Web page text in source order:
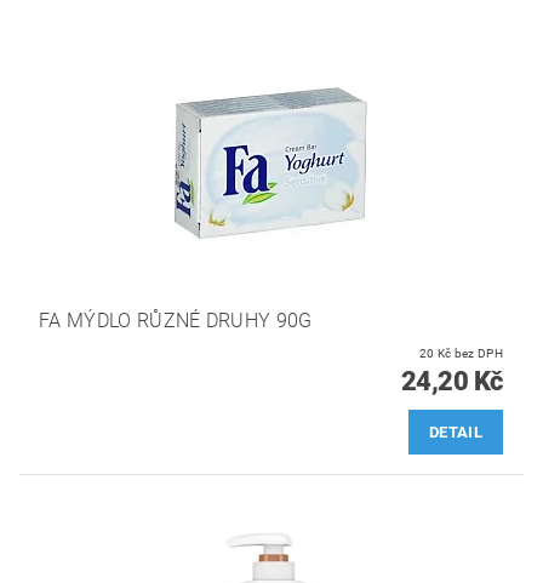
FA MÝDLO RŮZNÉ DRUHY 90G
20 Kč bez DPH
24,20 Kč
DETAIL